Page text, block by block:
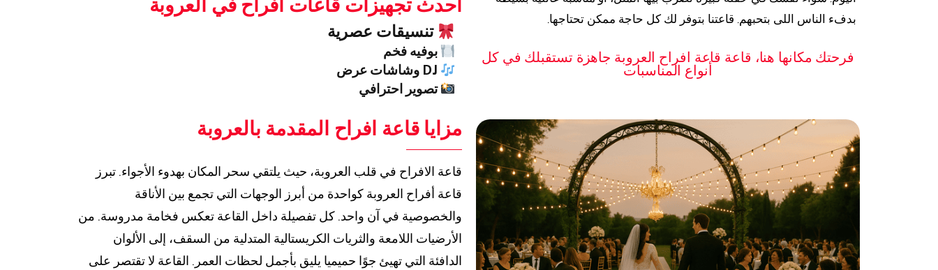
بدفء الناس اللى بتحبهم. قاعتنا بتوفر لك كل حاجة ممكن تحتاجها.
فرحتك مكانها هنا، قاعة قاعة افراح العروبة جاهزة تستقبلك في كل
أنواع المناسبات
احدث تجهيزات قاعات افراح في العروبة
تنسيقات عصرية
بوفيه فخم
تصوير احترافي
مزايا قاعة افراح المقدمة بالعروبة
قاعة الافراح في قلب العروبة، حيث يلتقي سحر المكان بهدوء الأجواء. تبرز
قاعة أفراح العروبة كواحدة من أبرز الوجهات التي تجمع بين الأناقة
والخصوصية في آن واحد. كل تفصيلة داخل القاعة تعكس فخامة مدروسة. من
الأرضيات اللامعة والثريات الكريستالية المتدلية من السقف، إلى الألوان
الدافئة التي تهيئ جوًا حميميا يليق بأجمل لحظات العمر. القاعة لا تقتصر على